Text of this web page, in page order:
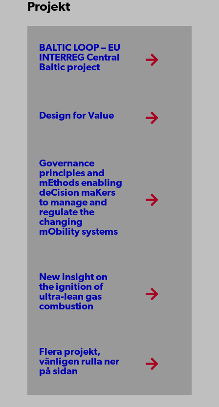
Projekt
BALTIC LOOP – EU
INTERREG Central
Baltic project
Design for Value
Governance
principles and
mEthods enabling
deCision maKers
to manage and
regulate the
changing
mObility systems
New insight on
the ignition of
ultra-lean gas
combustion
Flera projekt,
vänligen rulla ner
på sidan